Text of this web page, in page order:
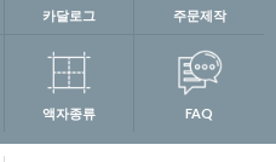
카달로그 주문제작
액자종류 FAQ